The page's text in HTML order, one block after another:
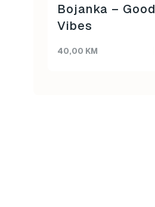
Bojanka – Good
Vibes
40,00 KM